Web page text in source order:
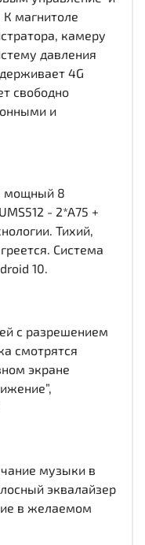
магнитоле
камеру
давления
4G
свободно
и
мощный 8
- 2*A75 +
Тихий,
Система
10.
c разрешением
смотрятся
экране
музыки в
эквалайзер
в желаемом